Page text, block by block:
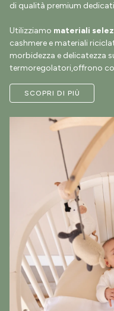
di qualità premium
Utilizziamo materiali
cashmere e materiali
morbidezza e delicatezza
termoregolatori,offrono
SCOPRI DI PIÙ